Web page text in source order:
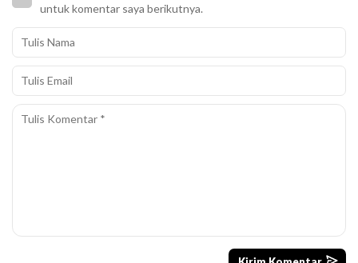
untuk komentar saya berikutnya.